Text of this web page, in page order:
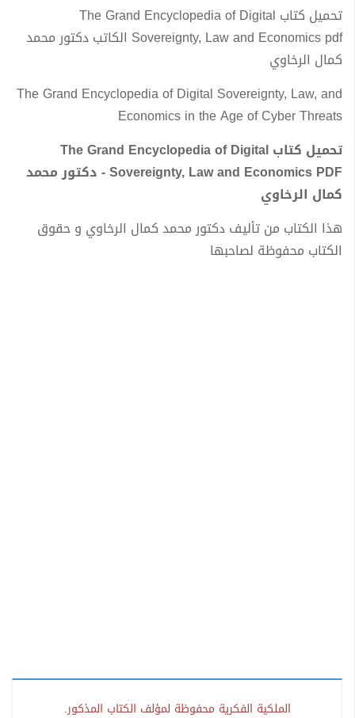
تحميل كتاب The Grand Encyclopedia of Digital
Sovereignty, Law and Economics pdf الكاتب دكتور محمد
كمال الرخاوي
The Grand Encyclopedia of Digital Sovereignty, Law, and
Economics in the Age of Cyber Threats
تحميل كتاب The Grand Encyclopedia of Digital
Sovereignty, Law and Economics PDF - دكتور محمد
كمال الرخاوي
هذا الكتاب من تأليف دكتور محمد كمال الرخاوي و حقوق
الكتاب محفوظة لصاحبها
الملكية الفكرية محفوظة لمؤلف الكتاب المذكور.